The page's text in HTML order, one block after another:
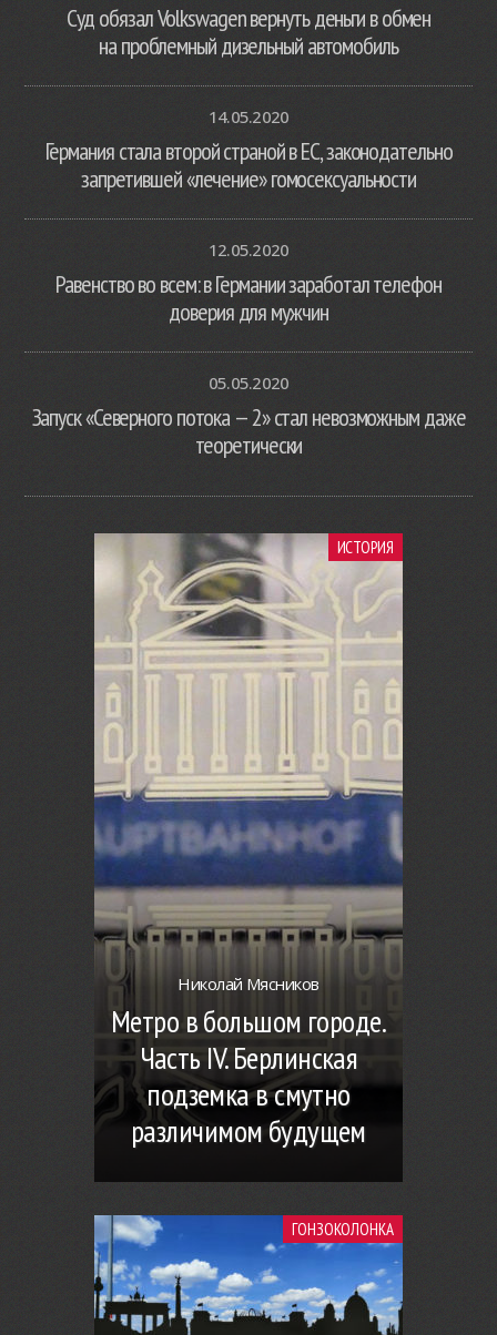
Суд обязал Volkswagen вернуть деньги в обмен
на проблемный дизельный автомобиль
14.05.2020
Германия стала второй страной в ЕС, законодательно
запретившей «лечение» гомосексуальности
12.05.2020
Равенство во всем: в Германии заработал телефон
доверия для мужчин
05.05.2020
Запуск «Северного потока — 2» стал невозможным даже
теоретически
ИСТОРИЯ
Николай Мясников
Метро в большом городе.
Часть IV. Берлинская
подземка в смутно
различимом будущем
ГОНЗОКОЛОНКА